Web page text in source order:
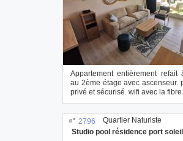
Appartement entièrement refait
au 2ème étage avec ascenseur.
privé et sécurisé. wifi avec la
n° 2796
Studio pool résidence port soleil
Quartier Naturiste